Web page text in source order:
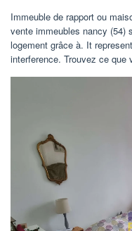
Immeuble de rapport ou
vente immeubles nancy (54)
logement grâce à. It
interference. Trouvez ce que